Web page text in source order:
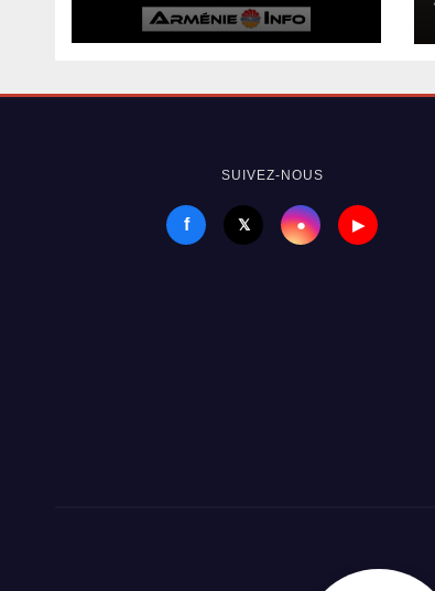
silences
SUIVEZ-NOUS
f 𝕏 ● ▶